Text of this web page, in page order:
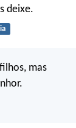
deixe.
mas